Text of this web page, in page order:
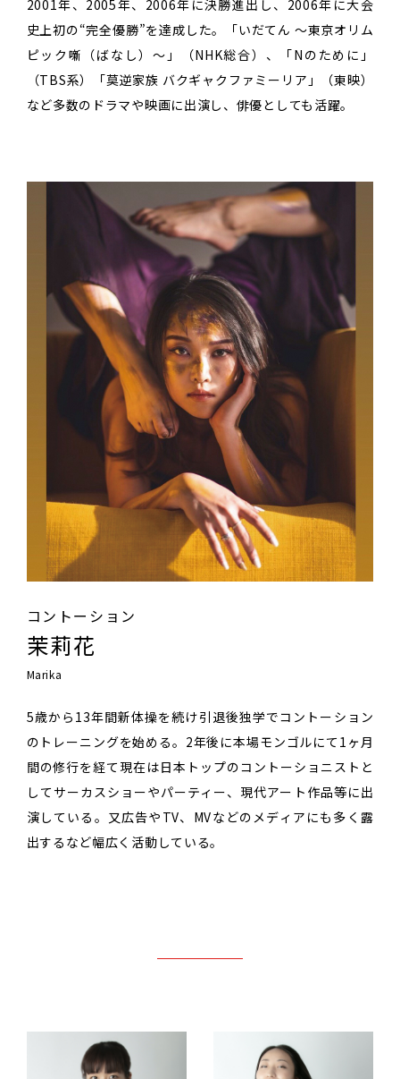
2001年、2005年、2006年に決勝進出し、2006年に大会
史上初の“完全優勝”を達成した。「いだてん ～東京オリム
ピック噺（ばなし）～」（NHK総合）、「Nのために」
（TBS系）「莫逆家族 バクギャクファミーリア」（東映）
など多数のドラマや映画に出演し、俳優としても活躍。
コントーション
茉莉花
Marika
5歳から13年間新体操を続け引退後独学でコントーション
のトレーニングを始める。2年後に本場モンゴルにて1ヶ月
間の修行を経て現在は日本トップのコントーショニストと
してサーカスショーやパーティー、現代アート作品等に出
演している。又広告やTV、MVなどのメディアにも多く露
出するなど幅広く活動している。